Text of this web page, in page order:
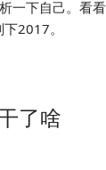
一下自己。看
2017。
了啥